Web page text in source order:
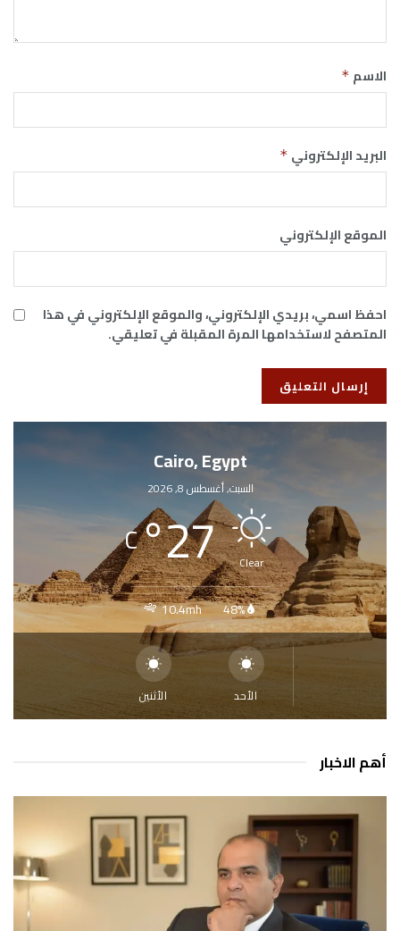
الاسم *
البريد الإلكتروني *
الموقع الإلكتروني
احفظ اسمي، بريدي الإلكتروني، والموقع الإلكتروني في هذا
المتصفح لاستخدامها المرة المقبلة في تعليقي.
Cairo, Egypt
السبت, أغسطس 8, 2026
Clear
27
°
C
48%
10.4mh
الأحد الأثنين
أهم الاخبار